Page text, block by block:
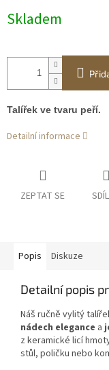
cena:
Skladem
Talířek ve tvaru peří.
Detailní informace
ZEPTAT SE
Popis Diskuze
Detailní popis
Náš ručně vylitý
nádech elegance a
z keramické licí
stůl, poličku nebo